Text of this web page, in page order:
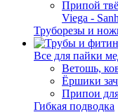
Припой
Viega -
Труборезы и
Все для пайки
Ветошь,
Ёршики
Припои
Гибкая подводка